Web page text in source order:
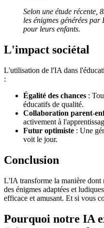
Selon une étude récente,
les énigmes générées par
pour leurs enfants.
L'impact sociétal
L'utilisation de l'IA dans
:
Égalité des chances :
éducatifs de qualité.
Collaboration parent-
activement à
Futur optimiste : Une
voit le jour.
Conclusion
L'IA transforme la manière dont
des énigmes adaptées et
efficace et amusant. Et si vous
Pourquoi notre IA